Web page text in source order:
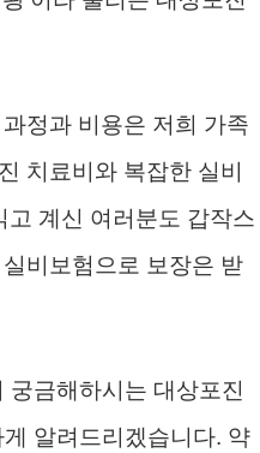
정과 비용은 저희 가족
치료비와 복잡한 실비
고 계신 여러분도 갑작스
비보험으로 보장은 받
금해하시는 대상포진
알려드리겠습니다. 약